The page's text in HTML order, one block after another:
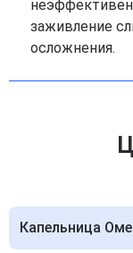
заживление
осложнения.
Капельница